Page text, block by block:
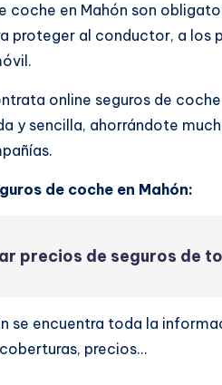
coche en Mahón son
proteger al conductor, a los
online seguros de
y sencilla, ahorrándote
de coche en Mahón:
precios de seguros de
se encuentra toda la
precios…